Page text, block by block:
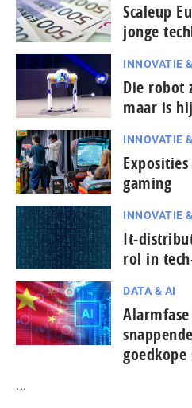
Scaleup
jonge
INNOVATIE
Die robot
maar is
INNOVATIE
gaming
INNOVATIE
It-
rol in
DATA & AI
goedkope
...